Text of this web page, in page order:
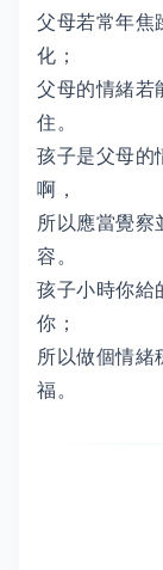
父母若常年焦
化；
父母的情緒若
住。
孩子是父母的
啊，
所以應當覺察
容。
孩子小時你給
你；
所以做個情緒
福。